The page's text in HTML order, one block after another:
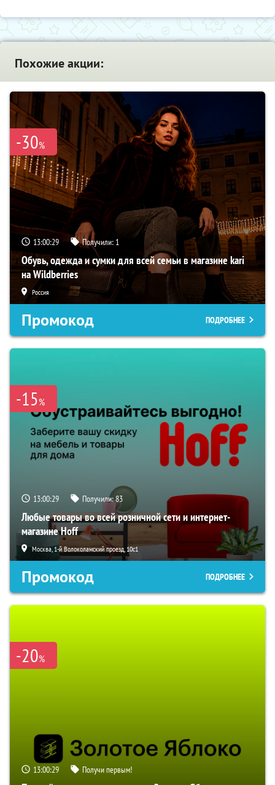
Похожие акции:
-30%
13:00:28 Получили: 1
Обувь, одежда и сумки для всей семьи в магазине kari
на Wildberries
Россия
Промокод ПОДРОБНЕЕ
-15%
13:00:28 Получили:83
Любые товары во всей розничной сети и интернет-
магазине Hoff
Москва, 1-й Волоколамский проезд, 10с1
Промокод ПОДРОБНЕЕ
-20%
13:00:28 Получи первым!